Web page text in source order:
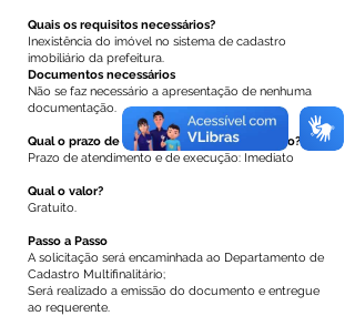
Quais os requisitos necessários?
Inexistência do imóvel no sistema de cadastro
imobiliário da prefeitura.
Documentos necessários
Não se faz necessário a apresentação de nenhuma
documentação.
Qual o prazo de atendimento e/ou execução?
Prazo de atendimento e de execução: Imediato
Qual o valor?
Gratuito.
Passo a Passo
A solicitação será encaminhada ao Departamento de
Cadastro Multifinalitário;
Será realizado a emissão do documento e entregue
ao requerente.